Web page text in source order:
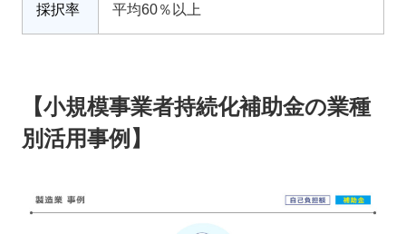
採択率 平均60％以上
【小規模事業者持続化補助金の業種
別活用事例】